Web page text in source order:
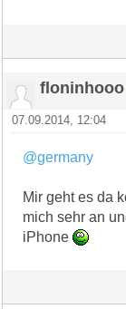
floninhooo
07.09.2014, 12:04
@germany
Mir geht es da
mich sehr an
iPhone